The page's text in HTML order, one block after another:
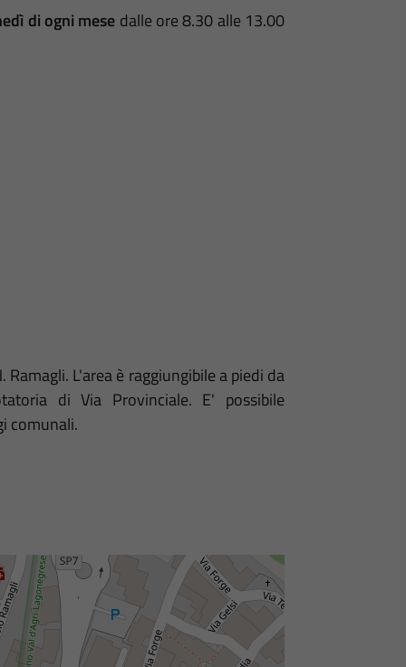
di ogni mese dalle ore 8.30 alle 13.00
L'area è raggiungibile a piedi da
di Via Provinciale. E' possibile
comunali.